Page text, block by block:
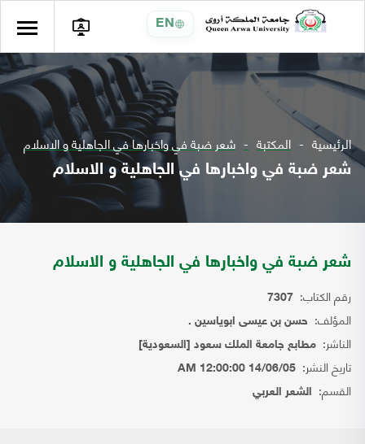
EN
الرئيسية المكتبة شعر ضبة في واخبارها في الجاهلية و الاسلام
شعر ضبة في واخبارها في الجاهلية و الاسلام
شعر ضبة في واخبارها في الجاهلية و الاسلام
رقم الكتاب: 7307
المؤلف: حسن بن عيسى ابوياسين .
الناشر: مطابع جامعة الملك سعود [السعودية]
تاريخ النشر: 14/06/05 12:00:00 AM
القسم: الشعر العربي